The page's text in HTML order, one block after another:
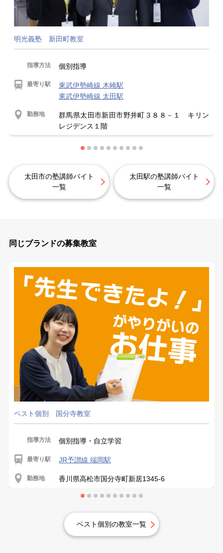
明光義塾 新田町教室
指導方法 個別指導
最寄り駅
東武伊勢崎線 木崎駅
東武伊勢崎線 太田駅
勤務地
群馬県太田市新田市野井町３８８－１ キリン
レジデンス１階
太田市の塾講師バイト
一覧
太田駅の塾講師バイト
一覧
同じブランドの募集教室
ベスト個別 国分寺教室
指導方法 個別指導・自立学習
最寄り駅 JR予讃線 端岡駅
勤務地 香川県高松市国分寺町新居1345-6
ベスト個別の教室一覧